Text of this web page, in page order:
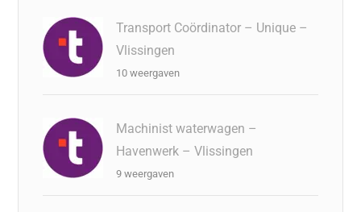
Transport Coördinator – Unique –
Vlissingen
10 weergaven
Machinist waterwagen –
Havenwerk – Vlissingen
9 weergaven